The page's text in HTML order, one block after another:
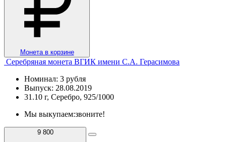
Монета в корзине
Серебряная монета ВГИК имени С.А. Герасимова
Номинал: 3 рубля
Выпуск: 28.08.2019
31.10 г, Серебро, 925/1000
Мы выкупаем:звоните!
9 800